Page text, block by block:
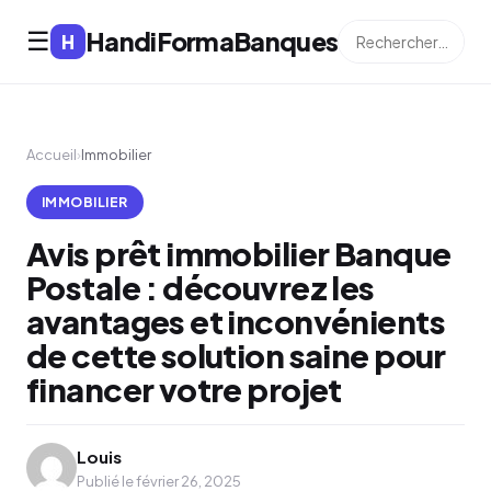
☰ H HandiFormaBanques
Accueil›Immobilier
IMMOBILIER
Avis prêt immobilier Banque
Postale : découvrez les
avantages et inconvénients
de cette solution saine pour
financer votre projet
Louis
Publié le février 26, 2025